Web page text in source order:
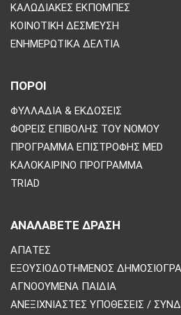
ΚΑΛΩΔΙΑΚΈΣ ΕΚΠΟΜΠΈΣ
ΚΟΙΝΟΤΙΚΉ ΔΈΣΜΕΥΣΗ
ΕΝΗΜΕΡΩΤΙΚΆ ΔΕΛΤΊΑ
ΠΟΡΟΙ
ΦΥΛΛΆΔΙΑ & ΕΚΔΌΣΕΙΣ
ΦΟΡΕΊΣ ΕΠΙΒΟΛΉΣ ΤΟΥ ΝΌΜΟΥ
ΠΡΌΓΡΑΜΜΑ ΕΠΙΣΤΡΟΦΉΣ MED
ΚΑΛΟΚΑΙΡΙΝΌ ΠΡΌΓΡΑΜΜΑ
TRIAD
ΑΝΑΛΆΒΕΤΕ ΔΡΆΣΗ
ΑΠΆΤΕΣ
ΕΞΟΥΣΙΟΔΟΤΗΜΈΝΟΣ
ΑΓΝΟΟΎΜΕΝΑ ΠΑΙΔΙΆ
ΑΝΕΞΙΧΝΊΑΣΤΕΣ ΥΠΟΘΈΣΕΙΣ /